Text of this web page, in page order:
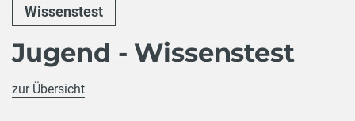
Wissenstest
Jugend - Wissenstest
zur Übersicht